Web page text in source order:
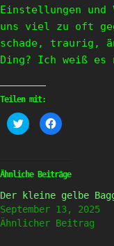
Einstellungen und
uns viel zu oft
schade, traurig,
Ding? Ich weiß es
Teilen mit:
Klick,
um
(Wird
in
Fenster
geöffnet)
Klick,
um
(Wird
in
Fenster
geöffnet)
Ähnliche Beiträge
Der kleine gelbe
September 13, 2025
Ähnlicher Beitrag